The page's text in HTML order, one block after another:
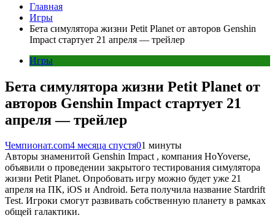
Главная
Игры
Бета симулятора жизни Petit Planet от авторов Genshin
Impact стартует 21 апреля — трейлер
Игры
Бета симулятора жизни Petit Planet от
авторов Genshin Impact стартует 21
апреля — трейлер
Чемпионат.com4 месяца спустя01 минуты
Авторы знаменитой Genshin Impact , компания HoYoverse,
объявили о проведении закрытого тестирования симулятора
жизни Petit Planet. Опробовать игру можно будет уже 21
апреля на ПК, iOS и Android. Бета получила название Stardrift
Test. Игроки смогут развивать собственную планету в рамках
общей галактики.